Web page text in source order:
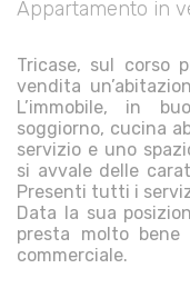
Appartamento in
Tricase, sul corso
vendita
L’immobile, in
soggiorno, cucina
servizio e uno
si avvale delle
Presenti tutti i
Data la sua
presta molto
commerciale.